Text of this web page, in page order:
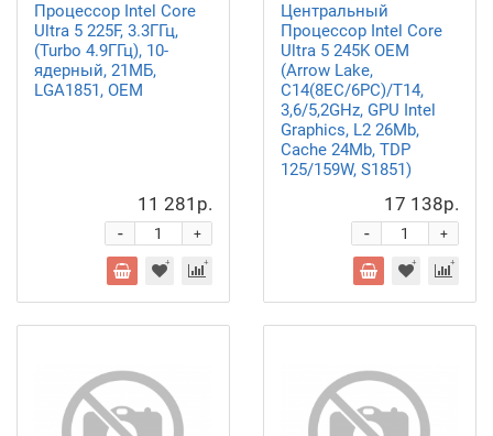
Процессор Intel Core
Ultra 5 225F, 3.3ГГц,
(Turbo 4.9ГГц), 10-
ядерный, 21МБ,
LGA1851, OEM
11 281р.
+
-
Центральный
Процессор Intel Core
Ultra 5 245K OEM
(Arrow Lake,
C14(8EC/6PC)/T14,
3,6/5,2GHz, GPU Intel
Graphics, L2 26Mb,
Cache 24Mb, TDP
125/159W, S1851)
17 138р.
+
-